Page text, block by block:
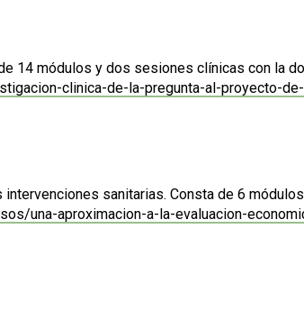
14 módulos y dos sesiones clínicas con la
clinica-de-la-pregunta-al-proyecto-
sanitarias. Consta de 6
una-aproximacion-a-la-evaluacion-